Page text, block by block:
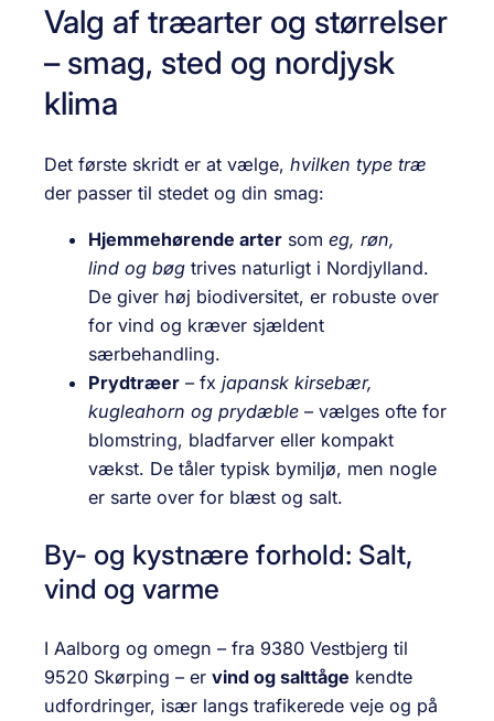
Valg af træarter og størrelser
– smag, sted og nordjysk
klima
Det første skridt er at vælge, hvilken type træ
der passer til stedet og din smag:
Hjemmehørende arter som eg, røn,
lind og bøg trives naturligt i Nordjylland.
De giver høj biodiversitet, er robuste over
for vind og kræver sjældent
særbehandling.
Prydtræer – fx japansk kirsebær,
kugleahorn og prydæble – vælges ofte for
blomstring, bladfarver eller kompakt
vækst. De tåler typisk bymiljø, men nogle
er sarte over for blæst og salt.
By- og kystnære forhold: Salt,
vind og varme
I Aalborg og omegn – fra 9380 Vestbjerg til
9520 Skørping – er vind og salttåge kendte
udfordringer, især langs trafikerede veje og på